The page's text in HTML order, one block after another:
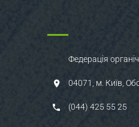
Федерація
04071, м. Київ,
(044) 425 55 25